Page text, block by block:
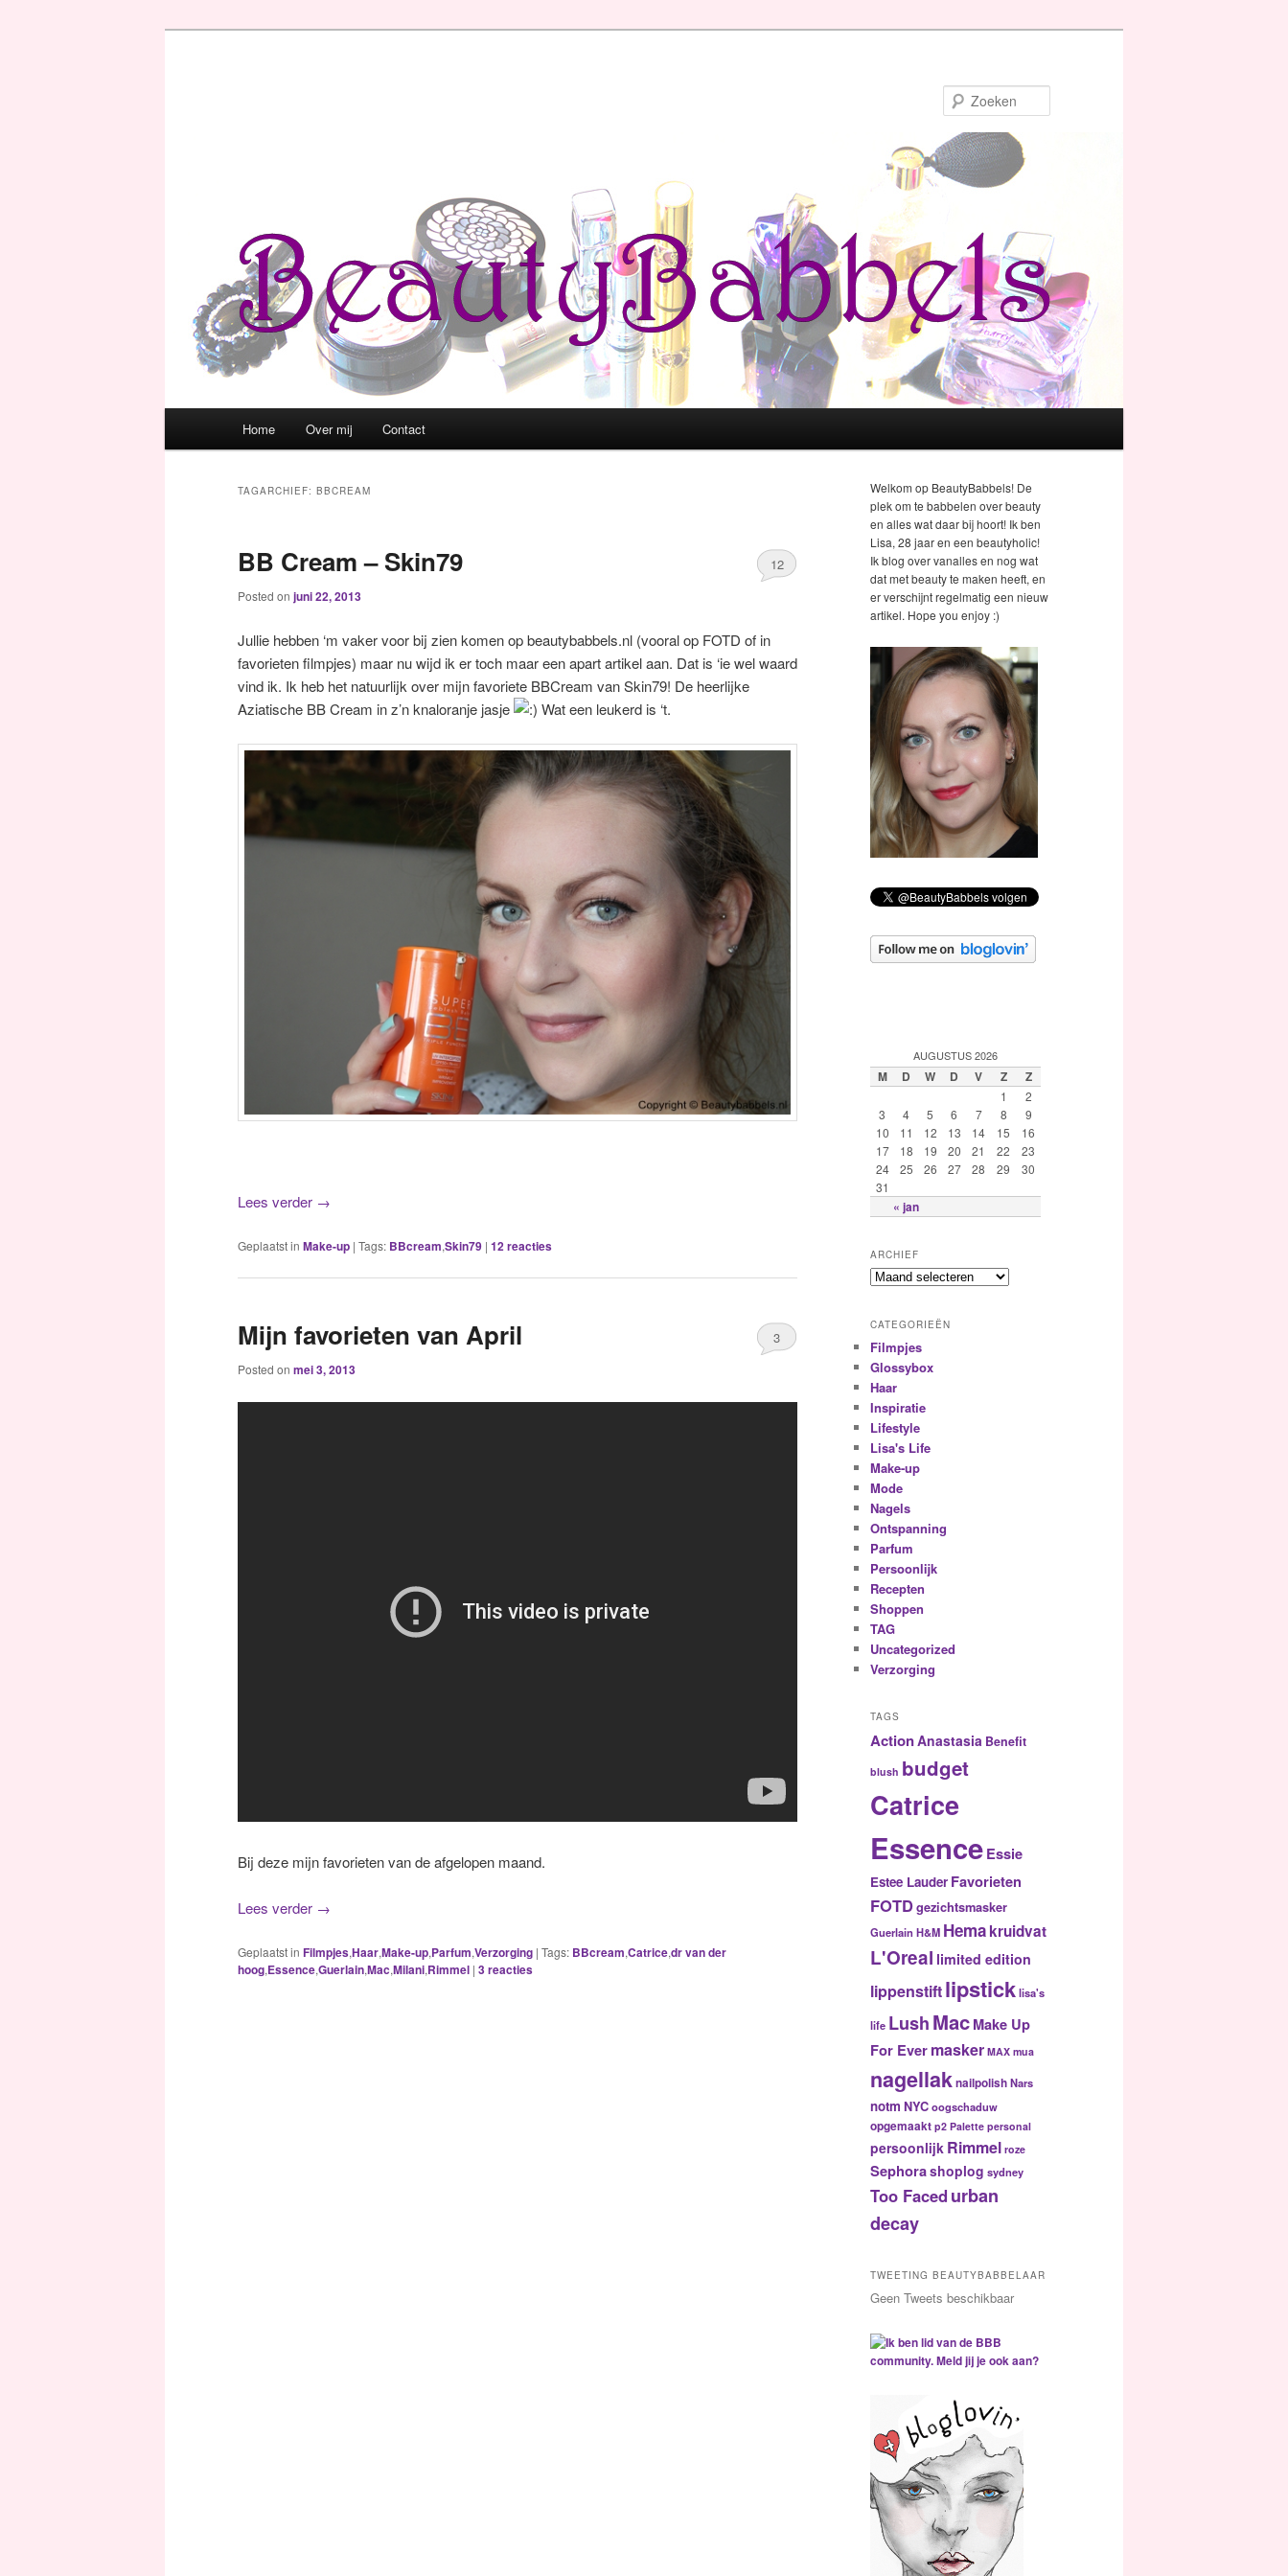
Spring naar de primaire inhoud
Spring naar de secundaire inhoud
Home Over mij Contact
TAGARCHIEF: BBCREAM
BB Cream – Skin79
Posted on juni 22, 2013
12
Jullie hebben ‘m vaker voor bij zien komen op beautybabbels.nl (vooral op FOTD of in
favorieten filmpjes) maar nu wijd ik er toch maar een apart artikel aan. Dat is ‘ie wel waard
vind ik. Ik heb het natuurlijk over mijn favoriete BBCream van Skin79! De heerlijke
Aziatische BB Cream in z’n knaloranje jasje
Wat een leukerd is ‘t.
Lees verder →
Geplaatst in Make-up | Tags: BBcream,Skin79 | 12reacties
Mijn favorieten van April
Posted on mei 3, 2013
3
Bij deze mijn favorieten van de afgelopen maand.
Lees verder →
Geplaatst in Filmpjes,Haar,Make-up,Parfum,Verzorging | Tags: BBcream,Catrice,dr van der
hoog,Essence,Guerlain,Mac,Milani,Rimmel | 3reacties
Welkom op BeautyBabbels! De
plek om te babbelen over beauty
en alles wat daar bij hoort! Ik ben
Lisa, 28 jaar en een beautyholic!
Ik blog over vanalles en nog wat
dat met beauty te maken heeft, en
er verschijnt regelmatig een nieuw
artikel. Hope you enjoy :)
AUGUSTUS 2026
M D W D V Z Z
« jan
1
2
3
4 5 6 7 8
9
10
11 12 13 14 15
16
17
18 19 20 21 22
23
24
25 26 27 28 29
30
31
ARCHIEF
CATEGORIEËN
Filmpjes
Glossybox
Haar
Inspiratie
Lifestyle
Lisa's Life
Make-up
Mode
Nagels
Ontspanning
Parfum
Persoonlijk
Recepten
Shoppen
TAG
Uncategorized
Verzorging
TAGS
ActionAnastasia Benefit
blush budget
Catrice
EssenceEssie
Estee Lauder Favorieten
FOTDgezichtsmasker
Guerlain H&M Hemakruidvat
L'Oreal limited edition
lippenstiftlipsticklisa's
life LushMacMake Up
For Evermasker MAX mua
nagellaknailpolishNars
notm NYCoogschaduw
opgemaakt p2 Palette personal
persoonlijk Rimmel roze
Sephorashoplog sydney
Too Faced urban
decay
TWEETING BEAUTYBABBELAAR
Geen Tweets beschikbaar